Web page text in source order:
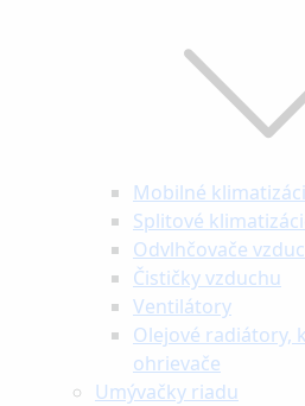
Mobilné
Splitové
Odvlhčovače
Čističky vzduchu
Ventilátory
Olejové radiátory,
ohrievače
Umývačky riadu